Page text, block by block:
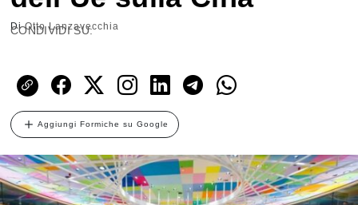
DiOtto Lanzavecchia
CONDIVIDI SU:
Aggiungi Formiche su Google